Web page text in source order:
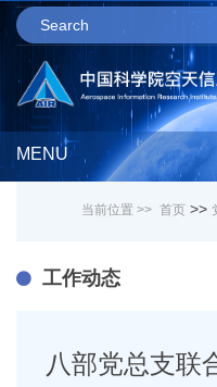
MENU
当前位置 >> 首页 >>
工作动态
八部党总支联